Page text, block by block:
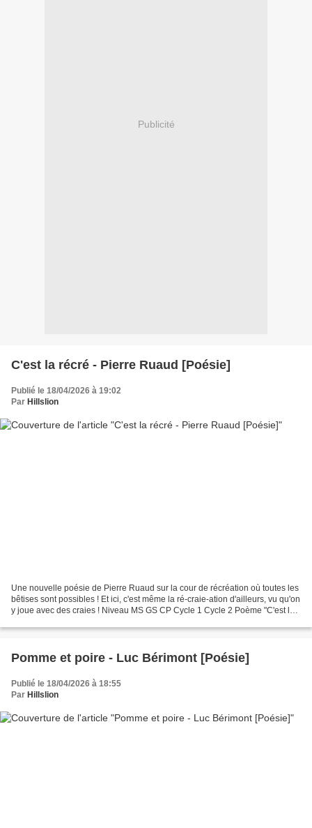
Publicité
C'est la récré - Pierre Ruaud [Poésie]
Publié le 18/04/2026 à 19:02
Par Hillslion
Une nouvelle poésie de Pierre Ruaud sur la cour de récréation où toutes les
bêtises sont possibles ! Et ici, c'est même la ré-craie-ation d'ailleurs, vu qu'on
y joue avec des craies ! Niveau MS GS CP Cycle 1 Cycle 2 Poème "C'est la
Pomme et poire - Luc Bérimont [Poésie]
Publié le 18/04/2026 à 18:55
Par Hillslion